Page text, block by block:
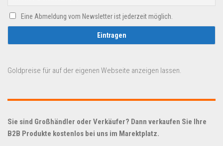
Eine Abmeldung vom Newsletter ist jederzeit möglich.
Goldpreise für auf der eigenen Webseite anzeigen lassen.
Sie sind Großhändler oder Verkäufer? Dann verkaufen Sie Ihre
B2B Produkte kostenlos bei uns im Marektplatz.